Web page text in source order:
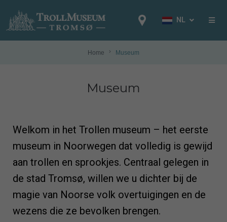
NL
NL
PL
RU
Home Museum
Museum
Welkom in het Trollen museum – het eerste
museum in Noorwegen dat volledig is gewijd
aan trollen en sprookjes. Centraal gelegen in
de stad Tromsø, willen we u dichter bij de
magie van Noorse volk overtuigingen en de
wezens die ze bevolken brengen.